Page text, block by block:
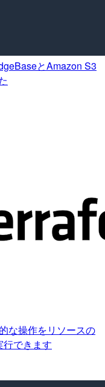
とAmazon S3
な操作をリソースの
できます